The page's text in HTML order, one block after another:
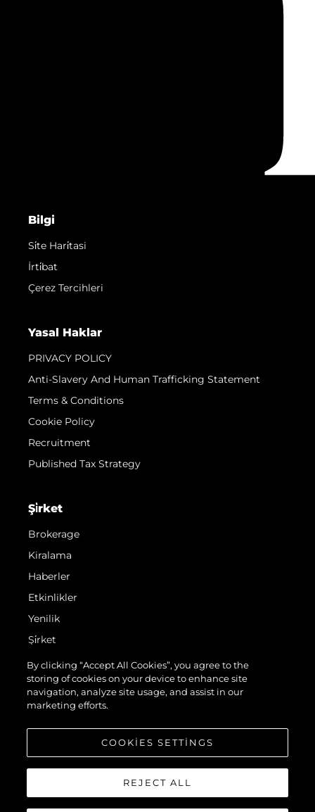
Bilgi
Si̇te Hari̇tasi
İrti̇bat
Çerez Tercihleri
Yasal Haklar
PRIVACY POLICY
Anti-Slavery And Human Trafficking Statement
Terms & Conditions
Cookie Policy
Recruitment
Published Tax Strategy
Şi̇rket
Brokerage
Kiralama
Haberler
Etkinlikler
Yenilik
Şi̇rket
Ekip
Yaşam Şekli̇
Mi̇ras
By clicking “Accept All Cookies”, you agree to the
storing of cookies on your device to enhance site
navigation, analyze site usage, and assist in our
marketing efforts.
COOKIES SETTINGS
REJECT ALL